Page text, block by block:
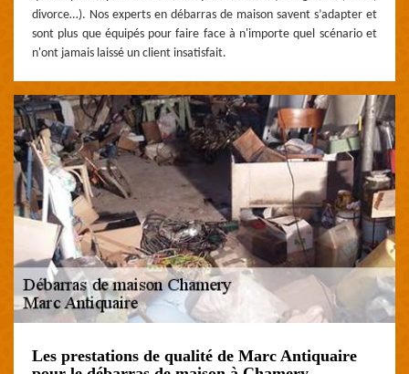
divorce…). Nos experts en débarras de maison savent s’adapter et
sont plus que équipés pour faire face à n'importe quel scénario et
n'ont jamais laissé un client insatisfait.
Les prestations de qualité de Marc Antiquaire